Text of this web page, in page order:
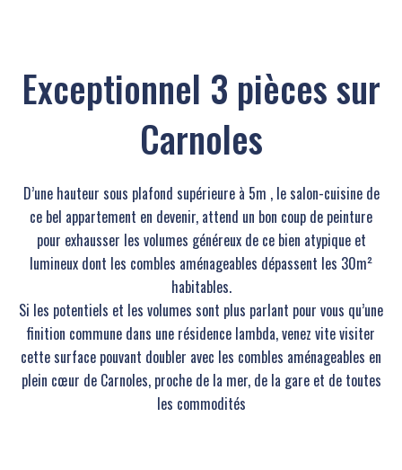
Exceptionnel 3 pièces sur
Carnoles
D’une hauteur sous plafond supérieure à 5m , le salon-cuisine de
ce bel appartement en devenir, attend un bon coup de peinture
pour exhausser les volumes généreux de ce bien atypique et
lumineux dont les combles aménageables dépassent les 30m²
habitables.
Si les potentiels et les volumes sont plus parlant pour vous qu’une
finition commune dans une résidence lambda, venez vite visiter
cette surface pouvant doubler avec les combles aménageables en
plein cœur de Carnoles, proche de la mer, de la gare et de toutes
les commodités